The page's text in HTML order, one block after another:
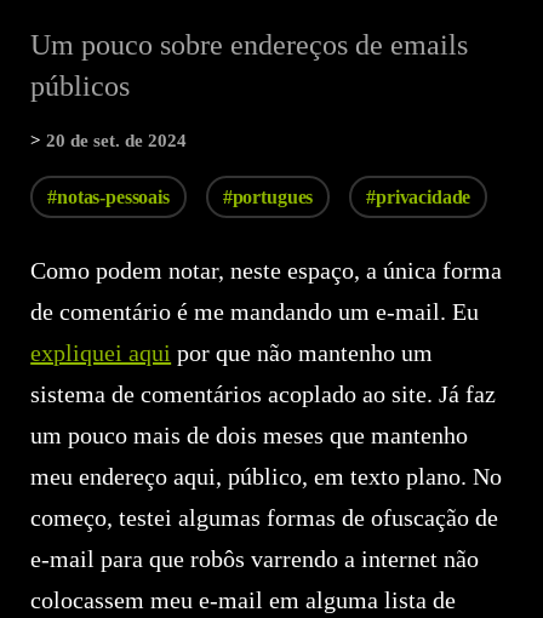
Um pouco sobre endereços de emails
públicos
>20 de set. de 2024
#notas-pessoais #portugues #privacidade
Como podem notar, neste espaço, a única forma
de comentário é me mandando um e-mail. Eu
expliquei aqui por que não mantenho um
sistema de comentários acoplado ao site. Já faz
um pouco mais de dois meses que mantenho
meu endereço aqui, público, em texto plano. No
começo, testei algumas formas de ofuscação de
e-mail para que robôs varrendo a internet não
colocassem meu e-mail em alguma lista de